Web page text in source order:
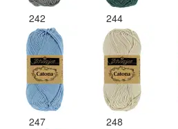
242 244
247 248